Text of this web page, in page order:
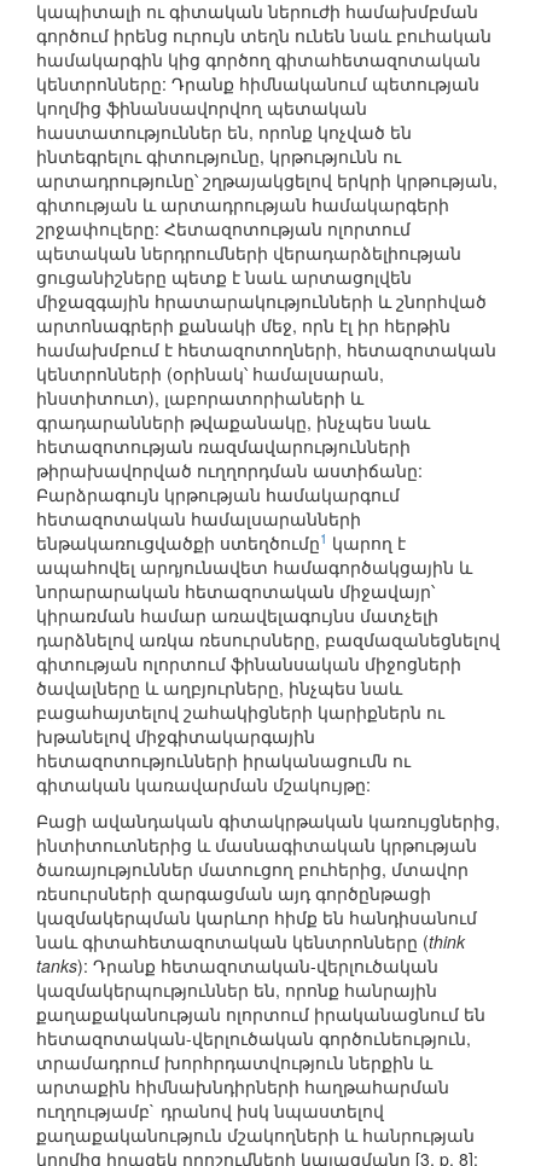
կապիտալի ու գիտական ներուժի համախմբման
գործում իրենց ուրույն տեղն ունեն նաև բուհական
համակարգին կից գործող գիտահետազոտական
կենտրոնները: Դրանք հիմնականում պետության
կողմից ֆինանսավորվող պետական
հաստատություններ են, որոնք կոչված են
ինտեգրելու գիտությունը, կրթությունն ու
արտադրությունը՝ շղթայակցելով երկրի կրթության,
գիտության և արտադրության համակարգերի
շրջափուլերը: Հետազոտության ոլորտում
պետական ներդրումների վերադարձելիության
ցուցանիշները պետք է նաև արտացոլվեն
միջազգային հրատարակությունների և շնորհված
արտոնագրերի քանակի մեջ, որն էլ իր հերթին
համախմբում է հետազոտողների, հետազոտական
կենտրոնների (օրինակ՝ համալսարան,
ինստիտուտ), լաբորատորիաների և
գրադարանների թվաքանակը, ինչպես նաև
հետազոտության ռազմավարությունների
թիրախավորված ուղղորդման աստիճանը:
Բարձրագույն կրթության համակարգում
հետազոտական համալսարանների
ենթակառուցվածքի ստեղծումը1 կարող է
ապահովել արդյունավետ համագործակցային և
նորարարական հետազոտական միջավայր՝
կիրառման համար առավելագույնս մատչելի
դարձնելով առկա ռեսուրսները, բազմազանեցնելով
գիտության ոլորտում ֆինանսական միջոցների
ծավալները և աղբյուրները, ինչպես նաև
բացահայտելով շահակիցների կարիքներն ու
խթանելով միջգիտակարգային
հետազոտությունների իրականացումն ու
գիտական կառավարման մշակույթը:
Բացի ավանդական գիտակրթական կառույցներից,
ինտիտուտներից և մասնագիտական կրթության
ծառայություններ մատուցող բուհերից, մտավոր
ռեսուրսների զարգացման այդ գործընթացի
կազմակերպման կարևոր հիմք են հանդիսանում
նաև գիտահետազոտական կենտրոնները (think
tanks): Դրանք հետազոտական-վերլուծական
կազմակերպություններ են, որոնք հանրային
քաղաքականության ոլորտում իրականացնում են
հետազոտական-վերլուծական գործունեություն,
տրամադրում խորհրդատվություն ներքին և
արտաքին հիմնախնդիրների հաղթահարման
ուղղությամբ` դրանով իսկ նպաստելով
քաղաքականություն մշակողների և հանրության
կողմից իրազեկ որոշումների կայացմանը [3, p. 8]: